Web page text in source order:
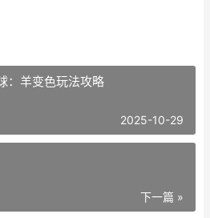
：羊变色玩法攻略
2025-10-29
下一篇 »